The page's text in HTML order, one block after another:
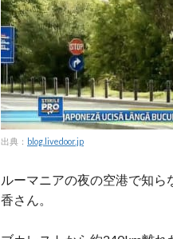
出典： blog.livedoor.jp
ルーマニアの夜の空港で知
香さん。